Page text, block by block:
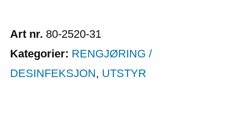
Art nr. 80-2520-31
Kategorier: RENGJØRING /
DESINFEKSJON, UTSTYR